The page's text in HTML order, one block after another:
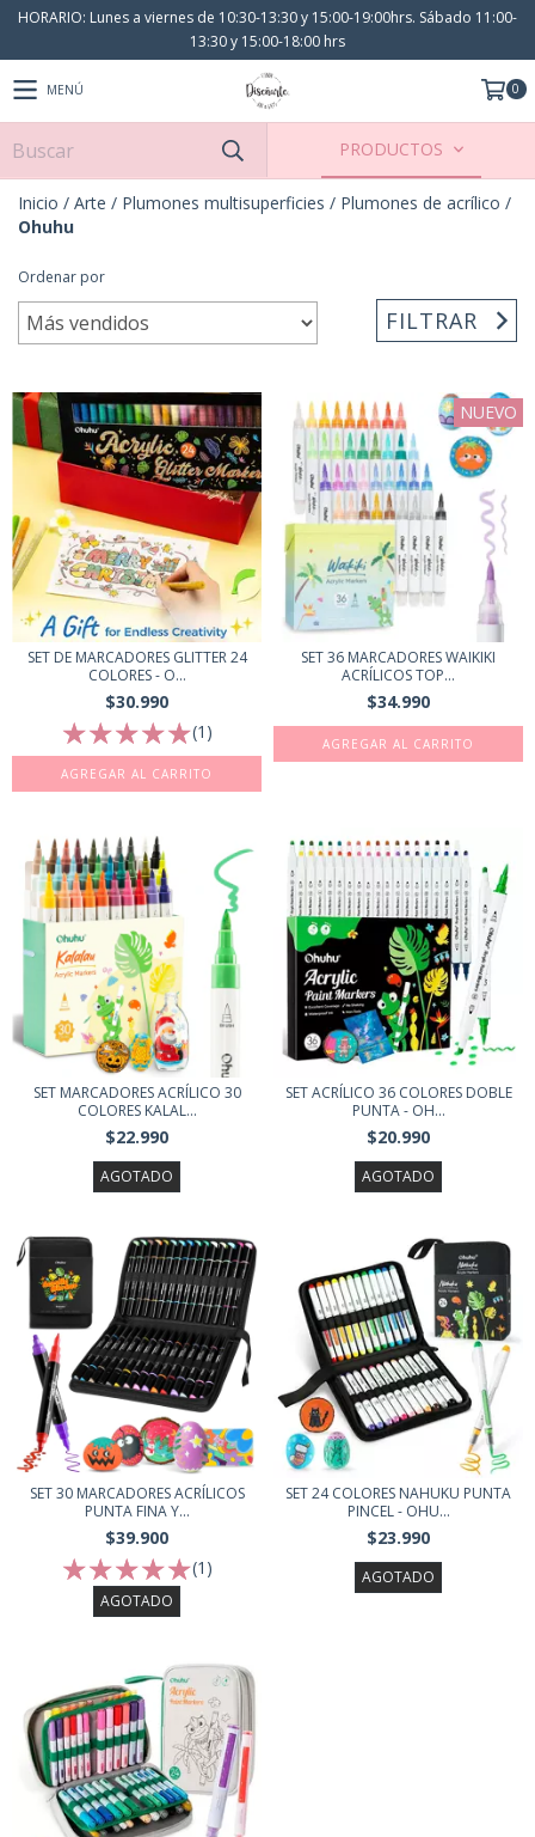
HORARIO: Lunes a viernes de 10:30-13:30 y 15:00-19:00hrs. Sábado 11:00-
13:30 y 15:00-18:00 hrs
MENÚ 0
PRODUCTOS
Inicio / Arte / Plumones multisuperficies / Plumones de acrílico /
Ohuhu
Ordenar por
FILTRAR
SET DE MARCADORES GLITTER 24
COLORES - O...
$30.990
(1)
NUEVO
SET 36 MARCADORES WAIKIKI
ACRÍLICOS TOP...
$34.990
SET MARCADORES ACRÍLICO 30
COLORES KALAL...
$22.990
AGOTADO
SET ACRÍLICO 36 COLORES DOBLE
PUNTA - OH...
$20.990
AGOTADO
SET 30 MARCADORES ACRÍLICOS
PUNTA FINA Y...
$39.900
(1)
AGOTADO
SET 24 COLORES NAHUKU PUNTA
PINCEL - OHU...
$23.990
AGOTADO